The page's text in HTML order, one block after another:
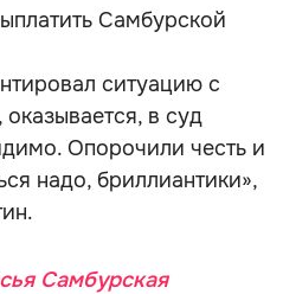
Самбурской
ситуацию с
в суд
Опорочили честь и
надо, бриллиантики»,
Самбурская